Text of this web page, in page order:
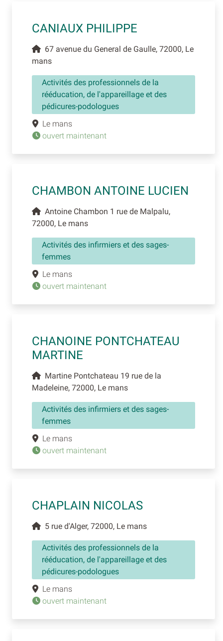
CANIAUX PHILIPPE
67 avenue du General de Gaulle, 72000, Le
mans
Activités des professionnels de la
rééducation, de l'appareillage et des
pédicures-podologues
Le mans
ouvert maintenant
CHAMBON ANTOINE LUCIEN
Antoine Chambon 1 rue de Malpalu,
72000, Le mans
Activités des infirmiers et des sages-
femmes
Le mans
ouvert maintenant
CHANOINE PONTCHATEAU
MARTINE
Martine Pontchateau 19 rue de la
Madeleine, 72000, Le mans
Activités des infirmiers et des sages-
femmes
Le mans
ouvert maintenant
CHAPLAIN NICOLAS
5 rue d'Alger, 72000, Le mans
Activités des professionnels de la
rééducation, de l'appareillage et des
pédicures-podologues
Le mans
ouvert maintenant